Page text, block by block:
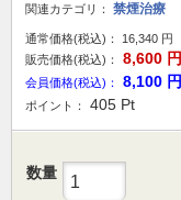
関連カテゴリ： 禁煙治療
通常価格(税込)： 16,340 円
販売価格(税込)：
8,600 円
会員価格(税込)： 8,100 円
ポイント： 405 Pt
数量